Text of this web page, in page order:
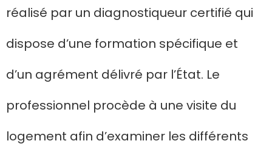
réalisé par un diagnostiqueur certifié qui
dispose d’une formation spécifique et
d’un agrément délivré par l’État. Le
professionnel procède à une visite du
logement afin d’examiner les différents